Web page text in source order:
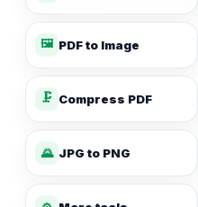
🖼️ PDF to Image
🗜️ Compress PDF
🌄 JPG to PNG